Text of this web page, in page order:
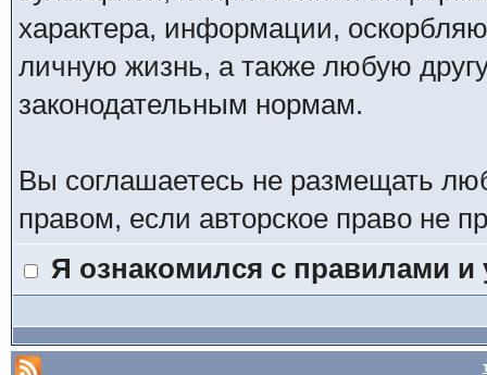
характера, информации,
личную жизнь, а также любую
законодательным нормам.
Вы соглашаетесь не размещать
правом, если авторское право не
Я ознакомился с правилами